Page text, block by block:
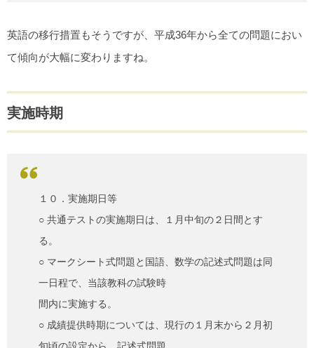
英語の移行措置もそうですが、平成36年から全ての問題におい
て傾向が大幅に変わりますね。
実施時期
１０．実施期日等
○ 共通テストの実施期日は、１月中旬の２日間とす
る。
○ マークシート式問題と国語、数学の記述式問題は同
一日程で、当該教科の試験時
間内に実施する。
○ 成績提供時期については、現行の１月末から２月初
旬頃の設定から、記述式問題